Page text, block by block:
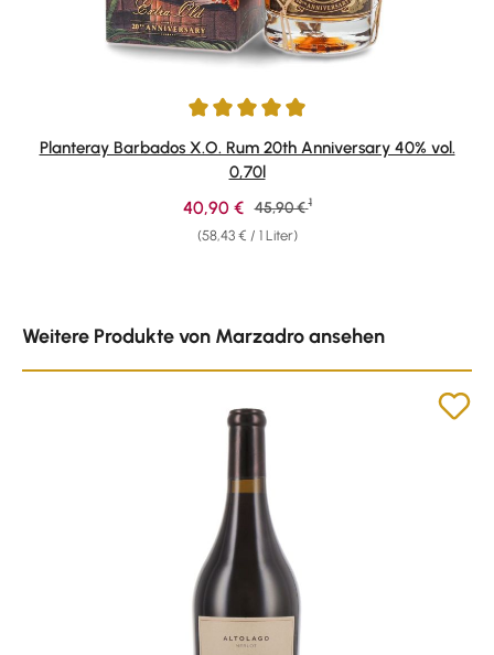
Durchschnittliche Bewertung von 4.91 von 5 Sternen
Planteray Barbados X.O. Rum 20th Anniversary 40% vol.
0,70l
(58,43 € / 1 Liter)
Verkaufspreis:
40,90 € Regulärer Preis:
45,90 € 1
Weitere Produkte von Marzadro ansehen